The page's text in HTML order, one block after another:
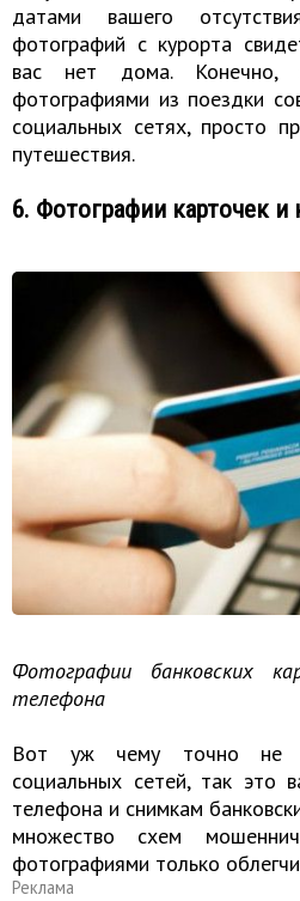
датами вашего
фотографий с курорта
вас нет дома. Конечно,
фотографиями из поездки
социальных сетях, просто
путешествия.
6. Фотографии карточек
Фотографии банковских
телефона
Вот уж чему точно не
социальных сетей, так это
телефона и снимкам
множество схем
фотографиями только
Реклама